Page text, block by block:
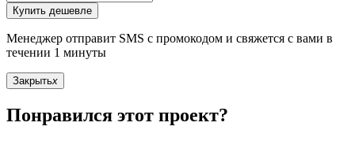
Купить дешевле
Менеджер отправит SMS с промокодом и свяжется с вами в
течении 1 минуты
Закрытьx
Понравился этот проект?